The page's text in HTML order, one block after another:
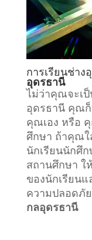
การเรียนช่าง
อุดรธานี
ไม่ว่าคุณจะเป็
อุดรธานี คุณ
คุณเอง หรือ
ศึกษา ถ้าคุณใ
นักเรียนนักศึ
สถานศึกษา ใ
ของนักเรียนแ
ความปลอดภั
กลอุดรธานี